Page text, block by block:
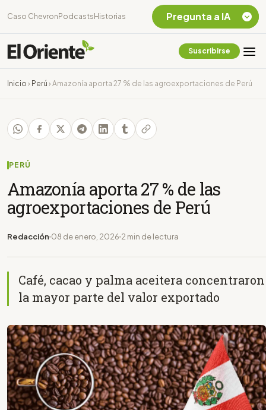
Caso Chevron Podcasts Historias
Suscribirse
Inicio › Perú › Amazonía aporta 27 % de las agroexportaciones de Perú
PERÚ
Amazonía aporta 27 % de las
agroexportaciones de Perú
Redacción 08 de enero, 2026 2 min de lectura
Café, cacao y palma aceitera concentraron
la mayor parte del valor exportado
Pregunta a IA
Chevron Ecuador